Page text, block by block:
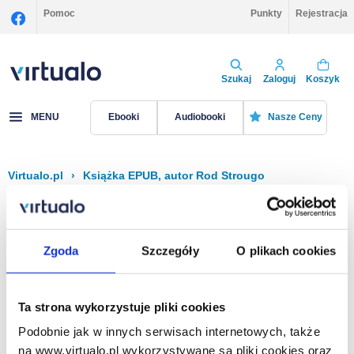
Zgoda Szczegóły O plikach cookies
Ta strona wykorzystuje pliki cookies
Podobnie jak w innych serwisach internetowych, także
na www.virtualo.pl wykorzystywane są pliki cookies oraz
Pomoc Punkty Rejestracja
Szukaj Zaloguj Koszyk
MENU Ebooki Audiobooki Nasze Ceny
Virtualo.pl › Książka EPUB, autor Rod Strougo
Filtruj Sortuj
Na stronie